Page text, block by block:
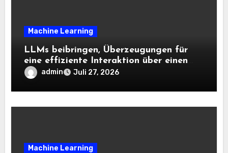
Machine Learning
LLMs beibringen, Überzeugungen für
eine effiziente Interaktion über einen
langen Horizont hinweg zu aktualisieren
– The Berkeley Synthetic Intelligence
Analysis Weblog
admin Juli 27, 2026
Machine Learning